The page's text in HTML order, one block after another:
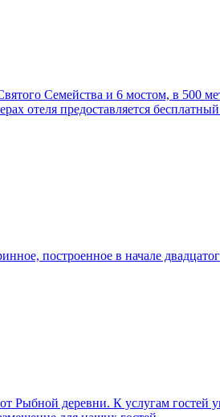
Семейства и 6 мостом, в 500
отеля предоставляется
построенное в начале
Рыбной деревни. К услугам гостей